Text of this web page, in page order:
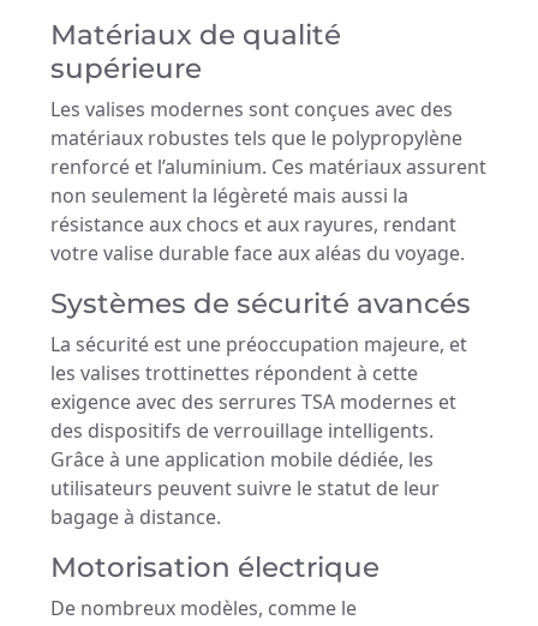
Matériaux de qualité
supérieure
Les valises modernes sont conçues avec des
matériaux robustes tels que le polypropylène
renforcé et l’aluminium. Ces matériaux assurent
non seulement la légèreté mais aussi la
résistance aux chocs et aux rayures, rendant
votre valise durable face aux aléas du voyage.
Systèmes de sécurité avancés
La sécurité est une préoccupation majeure, et
les valises trottinettes répondent à cette
exigence avec des serrures TSA modernes et
des dispositifs de verrouillage intelligents.
Grâce à une application mobile dédiée, les
utilisateurs peuvent suivre le statut de leur
bagage à distance.
Motorisation électrique
De nombreux modèles, comme le